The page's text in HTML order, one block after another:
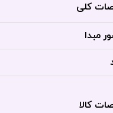
کلی
مبدا
کالا